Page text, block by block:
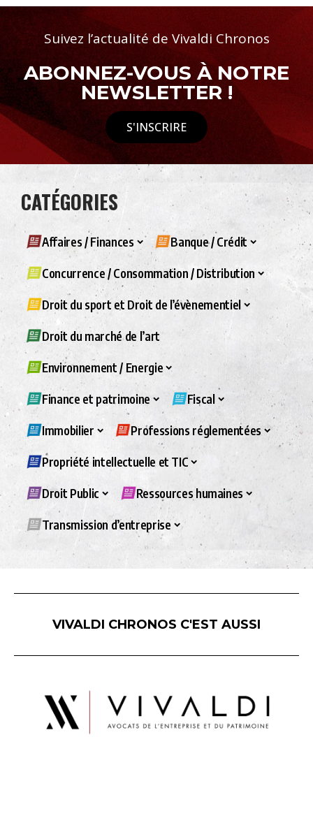
Suivez l’actualité de Vivaldi Chronos
ABONNEZ-VOUS À NOTRE
NEWSLETTER !
S'INSCRIRE
CATÉGORIES
Affaires / Finances Banque / Crédit
Concurrence / Consommation / Distribution
Droit du sport et Droit de l’évènementiel
Droit du marché de l’art
Environnement / Energie
Finance et patrimoine Fiscal
Immobilier Professions réglementées
Propriété intellectuelle et TIC
Droit Public Ressources humaines
Transmission d’entreprise
VIVALDI CHRONOS C'EST AUSSI